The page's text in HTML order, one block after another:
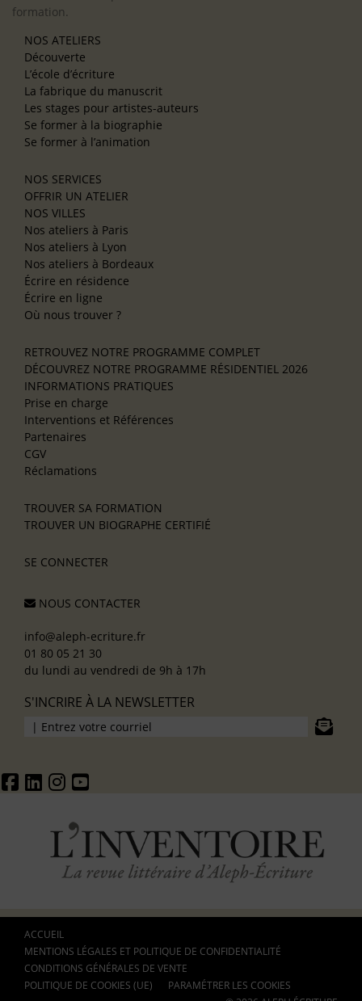
formation.
NOS ATELIERS
Découverte
L’école d’écriture
La fabrique du manuscrit
Les stages pour artistes-auteurs
Se former à la biographie
Se former à l’animation
NOS SERVICES
OFFRIR UN ATELIER
NOS VILLES
Nos ateliers à Paris
Nos ateliers à Lyon
Nos ateliers à Bordeaux
Écrire en résidence
Écrire en ligne
Où nous trouver ?
RETROUVEZ NOTRE PROGRAMME COMPLET
DÉCOUVREZ NOTRE PROGRAMME RÉSIDENTIEL 2026
INFORMATIONS PRATIQUES
Prise en charge
Interventions et Références
Partenaires
CGV
Réclamations
TROUVER SA FORMATION
TROUVER UN BIOGRAPHE CERTIFIÉ
SE CONNECTER
NOUS CONTACTER
info@aleph-ecriture.fr
01 80 05 21 30
du lundi au vendredi de 9h à 17h
S'INCRIRE À LA NEWSLETTER
ACCUEIL
MENTIONS LÉGALES ET POLITIQUE DE CONFIDENTIALITÉ
CONDITIONS GÉNÉRALES DE VENTE
POLITIQUE DE COOKIES (UE)
PARAMÉTRER LES COOKIES